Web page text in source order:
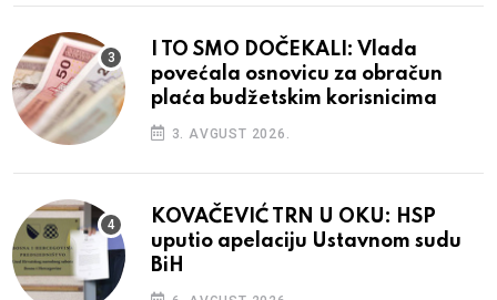
I TO SMO DOČEKALI: Vlada
povećala osnovicu za obračun
plaća budžetskim korisnicima
3. AVGUST 2026.
KOVAČEVIĆ TRN U OKU: HSP
uputio apelaciju Ustavnom sudu
BiH